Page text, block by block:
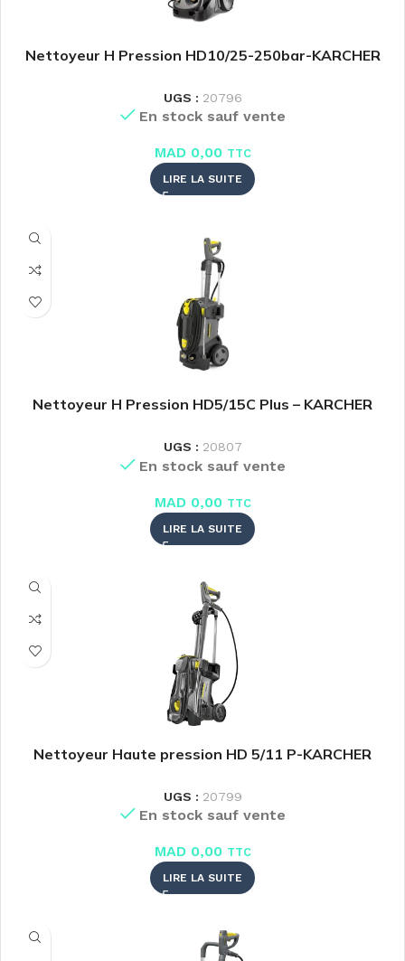
Nettoyeur H Pression HD10/25-250bar-KARCHER
UGS : 20796
En stock sauf vente
MAD0,00 TTC
LIRE LA SUITE
Nettoyeur H Pression HD5/15C Plus – KARCHER
UGS : 20807
En stock sauf vente
MAD0,00 TTC
LIRE LA SUITE
Nettoyeur Haute pression HD 5/11 P-KARCHER
UGS : 20799
En stock sauf vente
MAD0,00 TTC
LIRE LA SUITE